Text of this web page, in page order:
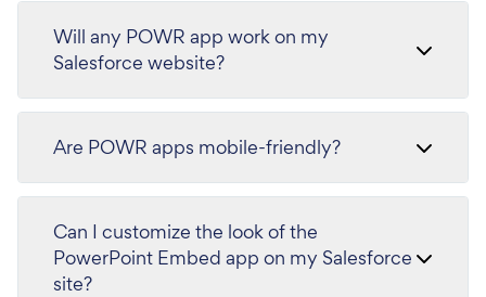
Will any POWR app work on my
Salesforce website?
Are POWR apps mobile-friendly?
Can I customize the look of the
PowerPoint Embed app on my Salesforce
site?